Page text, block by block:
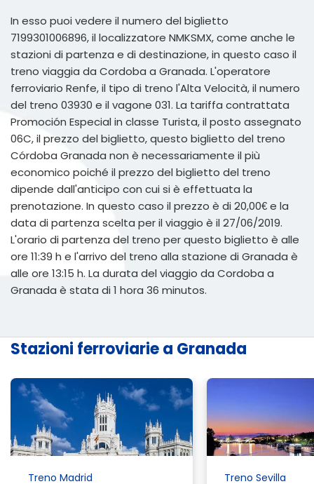
In esso puoi vedere il numero del biglietto
7199301006896, il localizzatore NMKSMX, come anche le
stazioni di partenza e di destinazione, in questo caso il
treno viaggia da Cordoba a Granada. L'operatore
ferroviario Renfe, il tipo di treno l'Alta Velocità, il numero
del treno 03930 e il vagone 031. La tariffa contrattata
Promoción Especial in classe Turista, il posto assegnato
06C, il prezzo del biglietto, questo biglietto del treno
Córdoba Granada non è necessariamente il più
economico poiché il prezzo del biglietto del treno
dipende dall'anticipo con cui si è effettuata la
prenotazione. In questo caso il prezzo è di 20,00€ e la
data di partenza scelta per il viaggio è il 27/06/2019.
L'orario di partenza del treno per questo biglietto è alle
ore 11:39 h e l'arrivo del treno alla stazione di Granada è
alle ore 13:15 h. La durata del viaggio da Cordoba a
Granada è stata di 1 hora 36 minutos.
Stazioni ferroviarie a Granada
Treno Madrid Treno Sevilla